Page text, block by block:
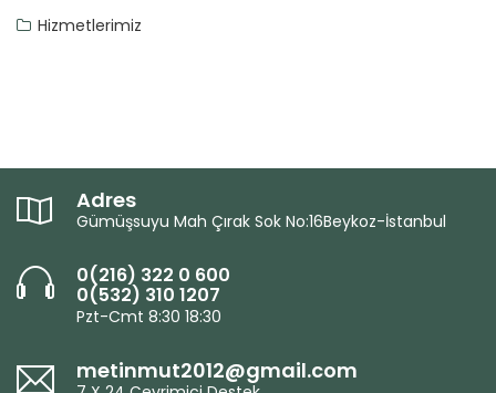
Hizmetlerimiz
Adres
Gümüşsuyu Mah Çırak Sok No:16Beykoz-İstanbul
0(216) 322 0 600
0(532) 310 1207
Pzt-Cmt 8:30 18:30
metinmut2012@gmail.com